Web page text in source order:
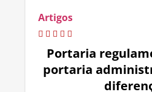
Artigos
Portaria
portaria